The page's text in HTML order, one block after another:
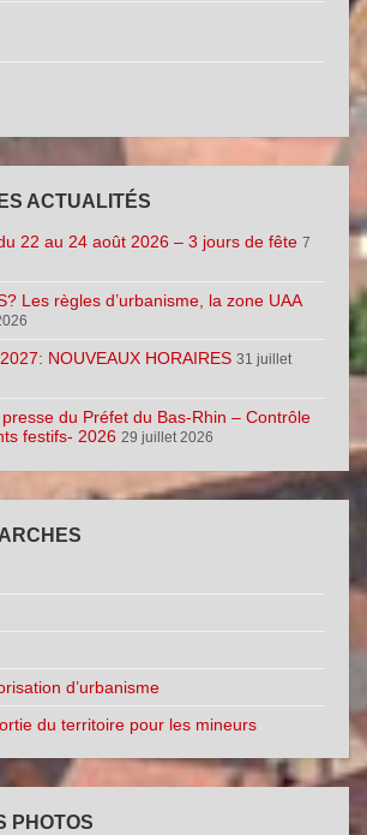
ACTUALITÉS
22 au 24 août 2026 – 3 jours de fête 7
Les règles d’urbanisme, la zone UAA
NOUVEAUX HORAIRES 31 juillet
du Préfet du Bas-Rhin – Contrôle
festifs- 2026 29 juillet 2026
d’urbanisme
du territoire pour les mineurs
PHOTOS